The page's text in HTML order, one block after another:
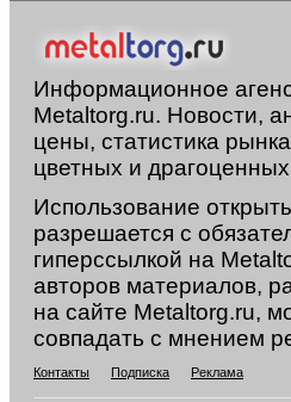
Информационное
Metaltorg.ru. Новости,
цены, статистика
цветных и
Использование
разрешается с
гиперссылкой на
авторов материалов,
на сайте Metaltorg.ru,
совпадать с мнением
Контакты Подписка Реклама